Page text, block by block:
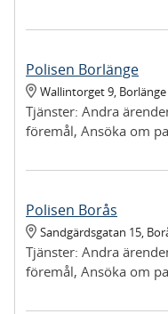
Polisen Borlänge
Wallintorget 9, Borlänge
Tjänster: Andra
föremål, Ansöka om
provisorisk
Polisen Borås
Sandgärdsgatan 15,
Tjänster: Andra
föremål, Ansöka om
föremål vi tagit i